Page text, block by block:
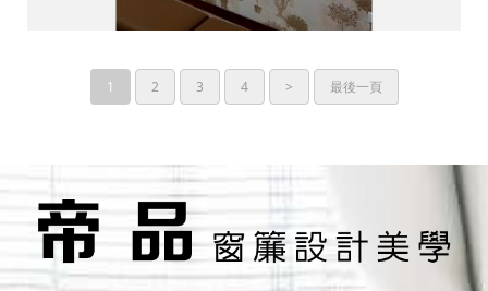
1 2 3 4 > 最後一頁